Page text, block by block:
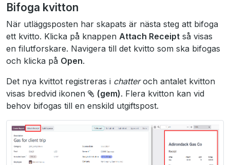
Bifoga kvitton
När utläggsposten har skapats är nästa steg att bifoga
ett kvitto. Klicka på knappen Attach Receipt så visas
en filutforskare. Navigera till det kvitto som ska bifogas
och klicka på Open.
Det nya kvittot registreras i chatteroch antalet kvitton
visas bredvid ikonen
(gem). Flera kvitton kan vid
behov bifogas till en enskild utgiftspost.